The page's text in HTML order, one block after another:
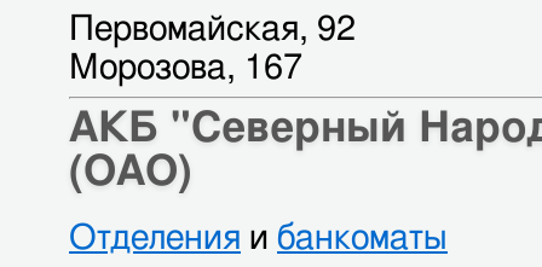
Первомайская, 92
Морозова, 167
АКБ "Северный
(ОАО)
Отделения и банкоматы